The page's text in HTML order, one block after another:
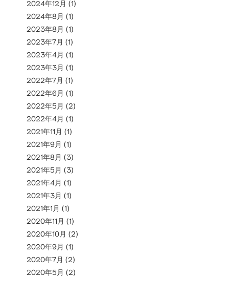
2024年12月 (1)
2024年8月 (1)
2023年8月 (1)
2023年7月 (1)
2023年4月 (1)
2023年3月 (1)
2022年7月 (1)
2022年6月 (1)
2022年5月 (2)
2022年4月 (1)
2021年11月 (1)
2021年9月 (1)
2021年8月 (3)
2021年5月 (3)
2021年4月 (1)
2021年3月 (1)
2021年1月 (1)
2020年11月 (1)
2020年10月 (2)
2020年9月 (1)
2020年7月 (2)
2020年5月 (2)